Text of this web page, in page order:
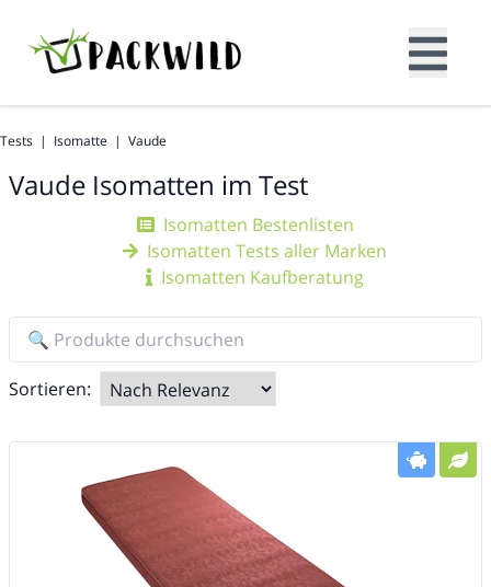
Tests | Isomatte | Vaude
Vaude Isomatten im Test
Isomatten Bestenlisten
Isomatten Tests aller Marken
Isomatten Kaufberatung
Sortieren: